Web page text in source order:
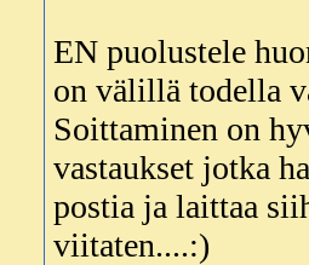
EN puolustele
on välillä todella
Soittaminen on
vastaukset jotka
postia ja laittaa
viitaten....:)